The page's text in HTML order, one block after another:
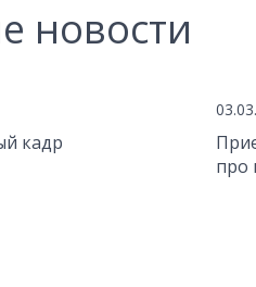
новости
кадр
про